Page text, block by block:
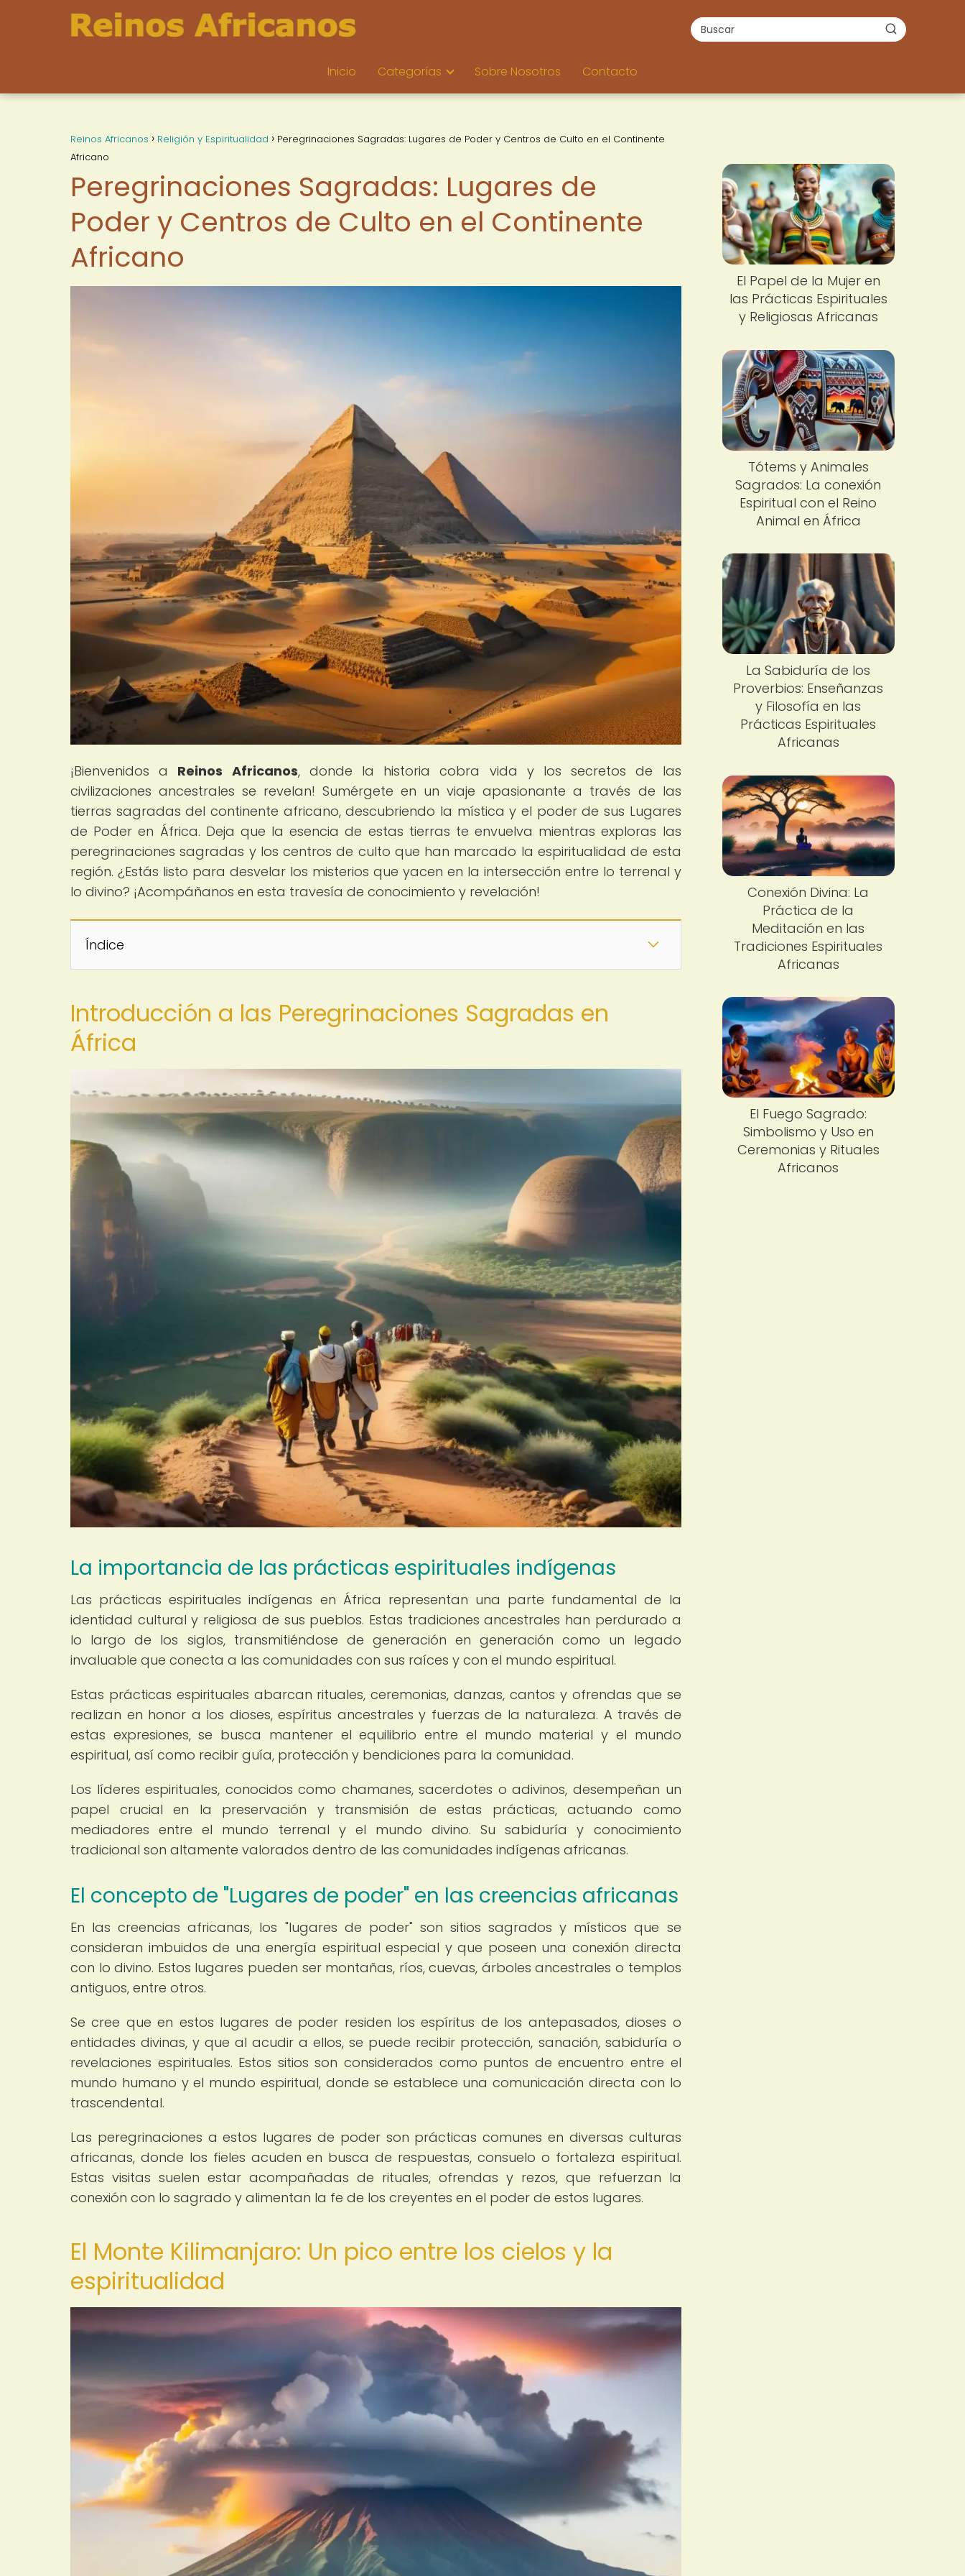
Inicio Categorías Sobre Nosotros Contacto
Reinos Africanos Religión y Espiritualidad
Peregrinaciones Sagradas: Lugares de Poder y Centros de Culto en el Continente
Africano
Peregrinaciones Sagradas: Lugares de
Poder y Centros de Culto en el Continente
Africano
¡Bienvenidos a Reinos Africanos, donde la historia cobra vida y los secretos de las
civilizaciones ancestrales se revelan! Sumérgete en un viaje apasionante a través de las
tierras sagradas del continente africano, descubriendo la mística y el poder de sus Lugares
de Poder en África. Deja que la esencia de estas tierras te envuelva mientras exploras las
peregrinaciones sagradas y los centros de culto que han marcado la espiritualidad de esta
región. ¿Estás listo para desvelar los misterios que yacen en la intersección entre lo terrenal y
lo divino? ¡Acompáñanos en esta travesía de conocimiento y revelación!
Índice
Introducción a las Peregrinaciones Sagradas en
África
La importancia de las prácticas espirituales indígenas
Las prácticas espirituales indígenas en África representan una parte fundamental de la
identidad cultural y religiosa de sus pueblos. Estas tradiciones ancestrales han perdurado a
lo largo de los siglos, transmitiéndose de generación en generación como un legado
invaluable que conecta a las comunidades con sus raíces y con el mundo espiritual.
Estas prácticas espirituales abarcan rituales, ceremonias, danzas, cantos y ofrendas que se
realizan en honor a los dioses, espíritus ancestrales y fuerzas de la naturaleza. A través de
estas expresiones, se busca mantener el equilibrio entre el mundo material y el mundo
espiritual, así como recibir guía, protección y bendiciones para la comunidad.
Los líderes espirituales, conocidos como chamanes, sacerdotes o adivinos, desempeñan un
papel crucial en la preservación y transmisión de estas prácticas, actuando como
mediadores entre el mundo terrenal y el mundo divino. Su sabiduría y conocimiento
tradicional son altamente valorados dentro de las comunidades indígenas africanas.
El concepto de "Lugares de poder" en las creencias africanas
En las creencias africanas, los "lugares de poder" son sitios sagrados y místicos que se
consideran imbuidos de una energía espiritual especial y que poseen una conexión directa
con lo divino. Estos lugares pueden ser montañas, ríos, cuevas, árboles ancestrales o templos
antiguos, entre otros.
Se cree que en estos lugares de poder residen los espíritus de los antepasados, dioses o
entidades divinas, y que al acudir a ellos, se puede recibir protección, sanación, sabiduría o
revelaciones espirituales. Estos sitios son considerados como puntos de encuentro entre el
mundo humano y el mundo espiritual, donde se establece una comunicación directa con lo
trascendental.
Las peregrinaciones a estos lugares de poder son prácticas comunes en diversas culturas
africanas, donde los fieles acuden en busca de respuestas, consuelo o fortaleza espiritual.
Estas visitas suelen estar acompañadas de rituales, ofrendas y rezos, que refuerzan la
conexión con lo sagrado y alimentan la fe de los creyentes en el poder de estos lugares.
El Monte Kilimanjaro: Un pico entre los cielos y la
espiritualidad
El Papel de la Mujer en
las Prácticas Espirituales
y Religiosas Africanas
Tótems y Animales
Sagrados: La conexión
Espiritual con el Reino
Animal en África
La Sabiduría de los
Proverbios: Enseñanzas
y Filosofía en las
Prácticas Espirituales
Africanas
Conexión Divina: La
Práctica de la
Meditación en las
Tradiciones Espirituales
Africanas
El Fuego Sagrado:
Simbolismo y Uso en
Ceremonias y Rituales
Africanos